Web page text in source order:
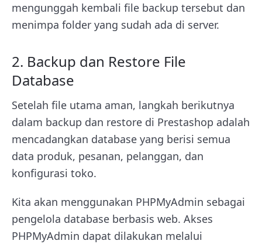
mengunggah kembali file backup tersebut dan
menimpa folder yang sudah ada di server.
2. Backup dan Restore File
Database
Setelah file utama aman, langkah berikutnya
dalam backup dan restore di Prestashop adalah
mencadangkan database yang berisi semua
data produk, pesanan, pelanggan, dan
konfigurasi toko.
Kita akan menggunakan PHPMyAdmin sebagai
pengelola database berbasis web. Akses
PHPMyAdmin dapat dilakukan melalui